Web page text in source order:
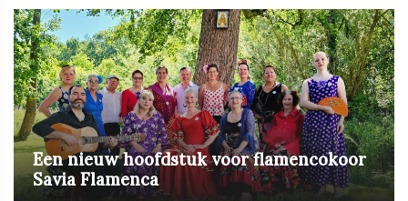
Een nieuw hoofdstuk voor flamencokoor
Savia Flamenca